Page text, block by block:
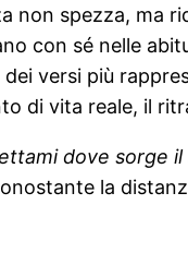
non spezza, ma
con sé nelle
versi più
di vita reale, il
dove sorge
la